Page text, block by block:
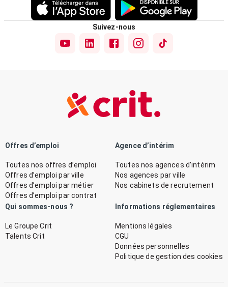
Suivez-nous
Offres d’emploi
Toutes nos offres d’emploi
Offres d’emploi par ville
Offres d’emploi par métier
Offres d’emploi par contrat
Agence d’intérim
Toutes nos agences d’intérim
Nos agences par ville
Nos cabinets de recrutement
Qui sommes-nous ?
Le Groupe Crit
Talents Crit
Informations réglementaires
Mentions légales
CGU
Données personnelles
Politique de gestion des cookies